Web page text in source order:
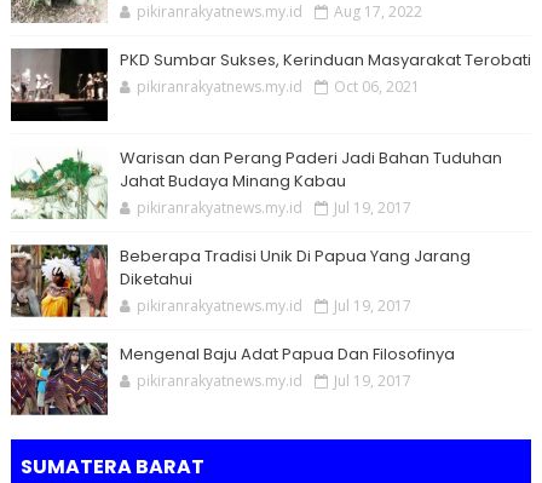
pikiranrakyatnews.my.id Aug 17, 2022
PKD Sumbar Sukses, Kerinduan Masyarakat Terobati
pikiranrakyatnews.my.id Oct 06, 2021
Warisan dan Perang Paderi Jadi Bahan Tuduhan
Jahat Budaya Minang Kabau
pikiranrakyatnews.my.id Jul 19, 2017
Beberapa Tradisi Unik Di Papua Yang Jarang
Diketahui
pikiranrakyatnews.my.id Jul 19, 2017
Mengenal Baju Adat Papua Dan Filosofinya
pikiranrakyatnews.my.id Jul 19, 2017
SUMATERA BARAT